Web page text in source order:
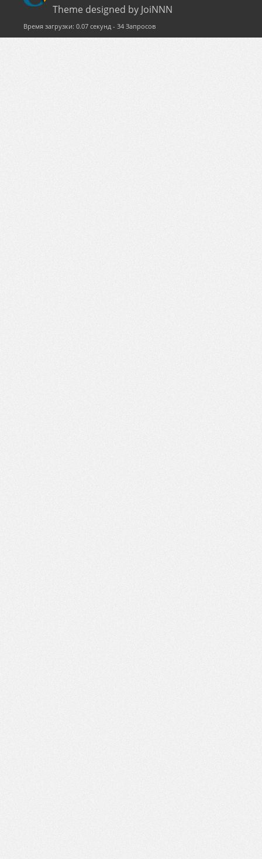
Theme designed by JoiNNN
Время загрузки: 0.07 секунд - 34 Запросов